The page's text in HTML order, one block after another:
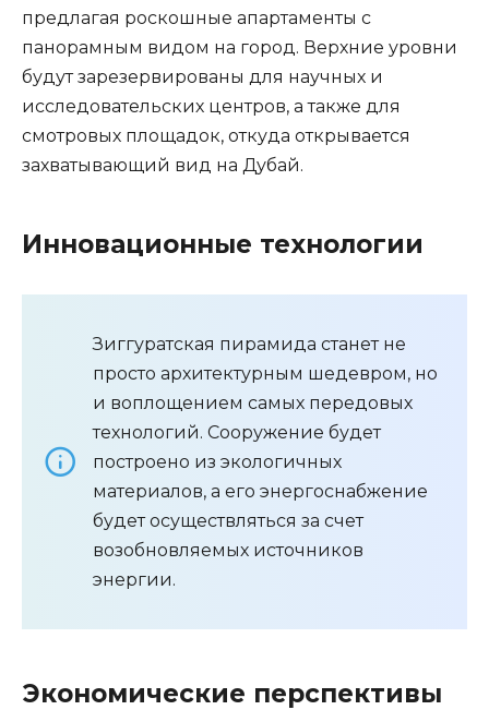
предлагая роскошные апартаменты с
панорамным видом на город. Верхние уровни
будут зарезервированы для научных и
исследовательских центров, а также для
смотровых площадок, откуда открывается
захватывающий вид на Дубай.
Инновационные технологии
Зиггуратская пирамида станет не
просто архитектурным шедевром, но
и воплощением самых передовых
технологий. Сооружение будет
построено из экологичных
материалов, а его энергоснабжение
будет осуществляться за счет
возобновляемых источников
энергии.
Экономические перспективы